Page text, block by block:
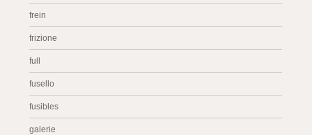
frein
frizione
full
fusello
fusibles
galerie